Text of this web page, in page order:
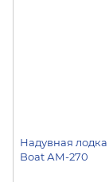
Надувная
Boat АМ-270